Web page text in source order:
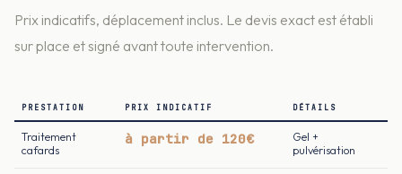
Prix indicatifs, déplacement inclus. Le devis exact est établi
sur place et signé avant toute intervention.
PRESTATION PRIX INDICATIF DÉTAILS
Traitement
cafards
à partir de 120€
Gel +
pulvérisation